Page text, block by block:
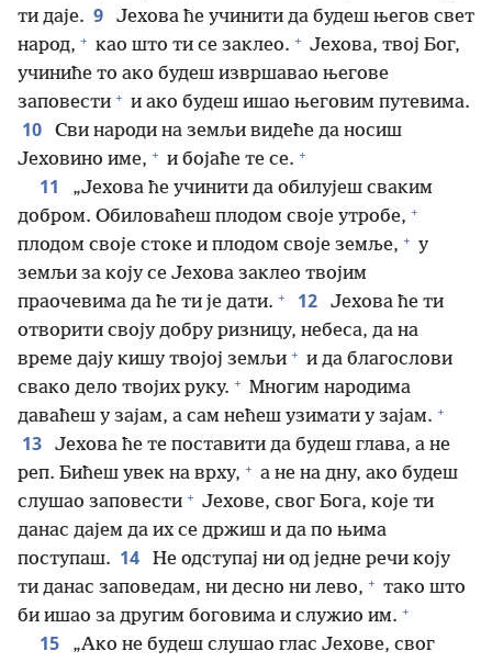
ти даје. 9
Јехова ће учинити да будеш његов свет
народ, + као што ти се заклео. + Јехова, твој Бог,
учиниће то ако будеш извршавао његове
заповести + и ако будеш ишао његовим путевима.
10
Сви народи на земљи видеће да носиш
Јеховино име, + и бојаће те се. +
11
„Јехова ће учинити да обилујеш сваким
добром. Обиловаћеш плодом своје утробе, +
плодом своје стоке и плодом своје земље, + у
земљи за коју се Јехова заклео твојим
праочевима да ће ти је дати. + 12
Јехова ће ти
отворити своју добру ризницу, небеса, да на
време дају кишу твојој земљи + и да благослови
свако дело твојих руку. + Многим народима
даваћеш у зајам, а сам нећеш узимати у зајам. +
13
Јехова ће те поставити да будеш глава, а не
реп. Бићеш увек на врху, + а не на дну, ако будеш
слушао заповести + Јехове, свог Бога, које ти
данас дајем да их се држиш и да по њима
поступаш. 14
Не одступај ни од једне речи коју
ти данас заповедам, ни десно ни лево, + тако што
би ишао за другим боговима и служио им. +
15
„Ако не будеш слушао глас Јехове, свог